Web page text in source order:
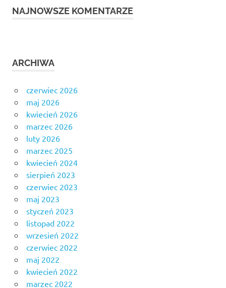
NAJNOWSZE KOMENTARZE
ARCHIWA
czerwiec 2026
maj 2026
kwiecień 2026
marzec 2026
luty 2026
marzec 2025
kwiecień 2024
sierpień 2023
czerwiec 2023
maj 2023
styczeń 2023
listopad 2022
wrzesień 2022
czerwiec 2022
maj 2022
kwiecień 2022
marzec 2022